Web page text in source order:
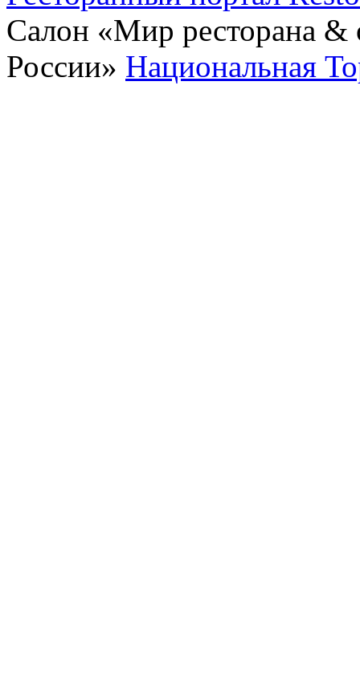
Салон «Мир ресторана &
России» Национальная